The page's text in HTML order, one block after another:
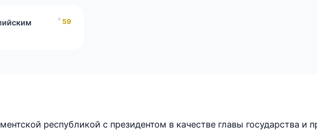
59
республикой с президентом в качестве главы государства и